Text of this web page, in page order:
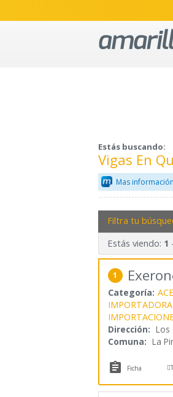
Estás buscando:
Vigas En
Mas
Filtra tu
Estás viendo: 1
1
Categoría:
Dirección: Los
Comuna: La
 Ficha 